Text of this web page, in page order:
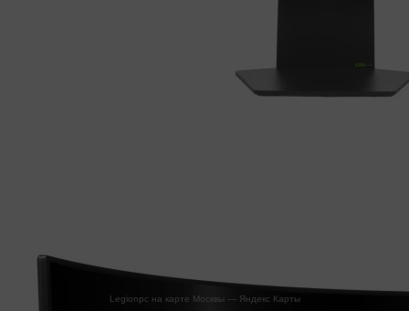
Legionpc на карте Москвы — Яндекс Карты